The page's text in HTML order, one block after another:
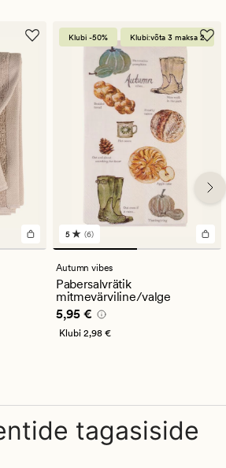
Klubi -50% Klubi:võta 3 maksa 2
6
arvustust
keskmise
hinnanguga
5
5 (6)
Autumn vibes
Pabersalvrätik
mitmevärviline/valge
Pris_ee 5,95 €
5,95 €
Klubi 2,98 €
tagasiside